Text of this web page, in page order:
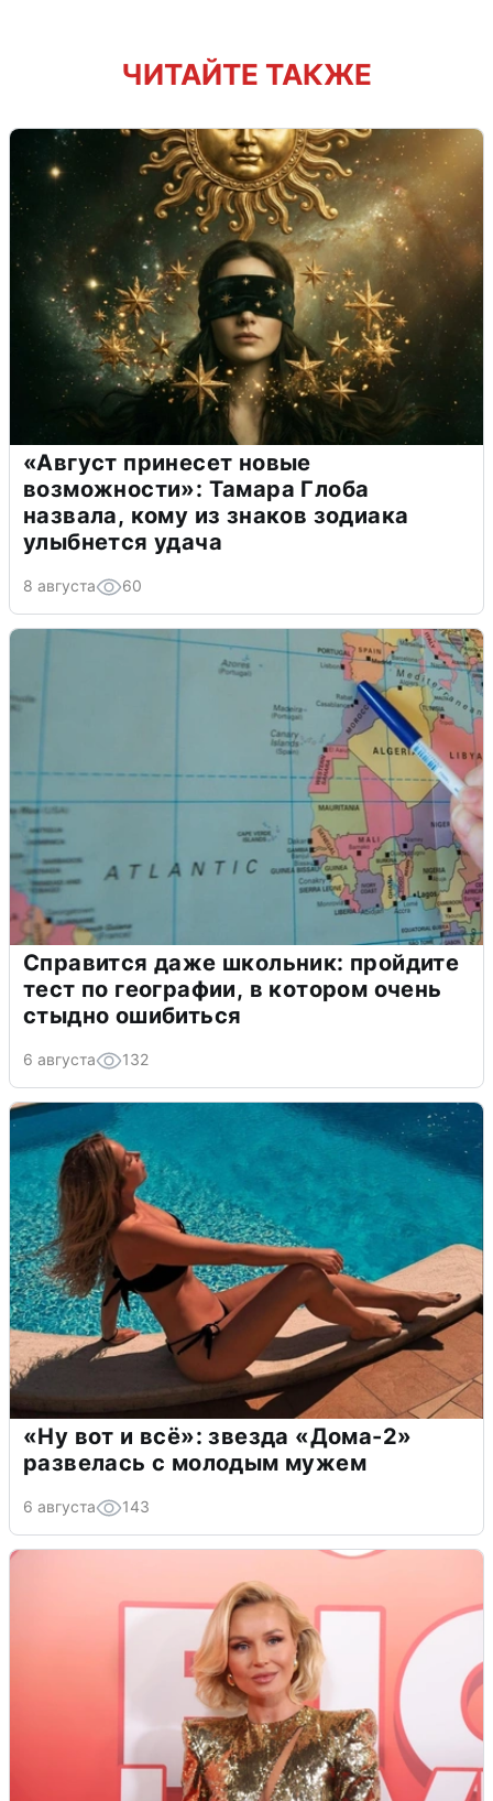
ЧИТАЙТЕ ТАКЖЕ
«Август принесет новые
возможности»: Тамара Глоба
назвала, кому из знаков зодиака
улыбнется удача
8 августа 60
Справится даже школьник: пройдите
тест по географии, в котором очень
стыдно ошибиться
6 августа 132
«Ну вот и всё»: звезда «Дома-2»
развелась с молодым мужем
6 августа 143